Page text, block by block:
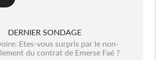
DERNIER SONDAGE
Etes-vous surpris par le non-
du contrat de Emerse Faé ?